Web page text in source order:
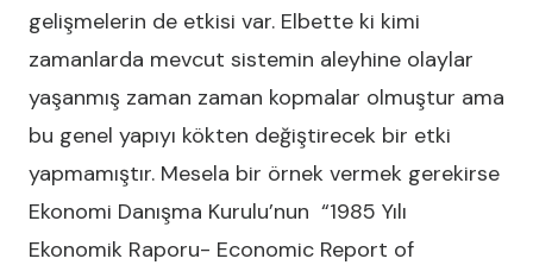
gelişmelerin de etkisi var. Elbette ki kimi
zamanlarda mevcut sistemin aleyhine olaylar
yaşanmış zaman zaman kopmalar olmuştur ama
bu genel yapıyı kökten değiştirecek bir etki
yapmamıştır. Mesela bir örnek vermek gerekirse
Ekonomi Danışma Kurulu’nun “1985 Yılı
Ekonomik Raporu- Economic Report of